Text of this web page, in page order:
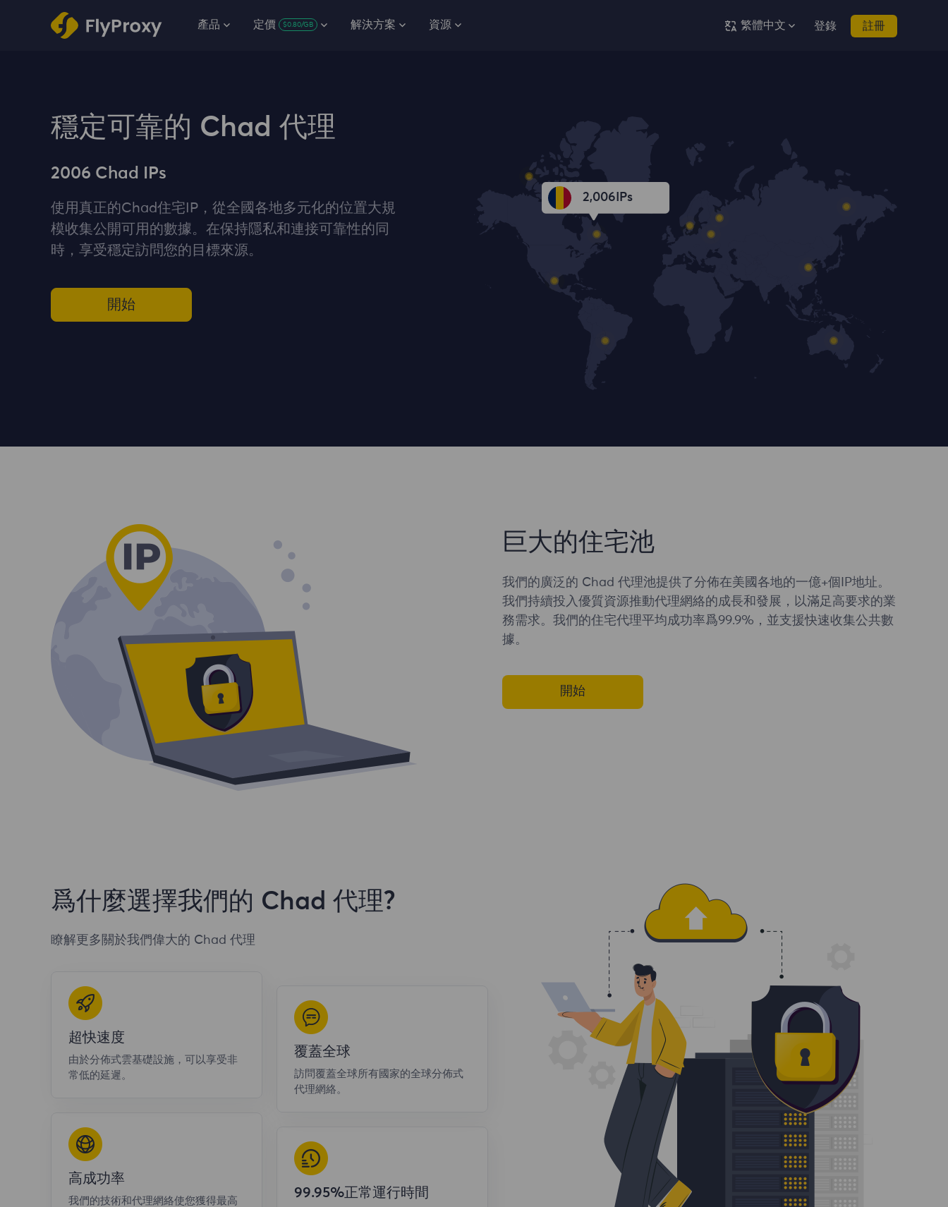
產品 定價 $0.80/GB 解決方案 資源 繁體中文 登錄 註冊
穩定可靠的 Chad 代理
2006 Chad IPs
使用真正的Chad住宅IP，從全國各地多元化的位置大規
模收集公開可用的數據。在保持隱私和連接可靠性的同
時，享受穩定訪問您的目標來源。
開始
2,006 IPs
巨大的住宅池
我們的廣泛的 Chad 代理池提供了分佈在美國各地的一億+個IP地址。
我們持續投入優質資源推動代理網絡的成長和發展，以滿足高要求的業
務需求。我們的住宅代理平均成功率爲99.9%，並支援快速收集公共數
據。
開始
爲什麼選擇我們的 Chad 代理?
瞭解更多關於我們偉大的 Chad 代理
超快速度
由於分佈式雲基礎設施，可以享受非
常低的延遲。
高成功率
我們的技術和代理網絡使您獲得最高
覆蓋全球
訪問覆蓋全球所有國家的全球分佈式
代理網絡。
99.95%正常運行時間